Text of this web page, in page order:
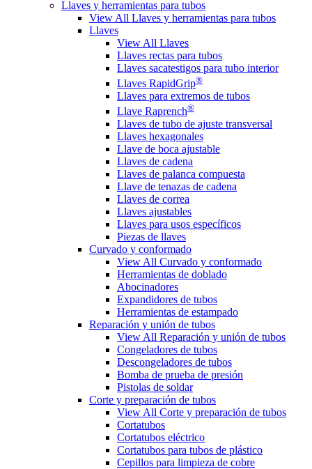
Llaves y herramientas para tubos
View All Llaves y herramientas para tubos
Llaves
View All Llaves
Llaves rectas para tubos
Llaves sacatestigos para tubo interior
Llaves RapidGrip®
Llaves para extremos de tubos
Llave Raprench®
Llaves de tubo de ajuste transversal
Llaves hexagonales
Llave de boca ajustable
Llaves de cadena
Llaves de palanca compuesta
Llave de tenazas de cadena
Llaves de correa
Llaves ajustables
Llaves para usos específicos
Piezas de llaves
Curvado y conformado
View All Curvado y conformado
Herramientas de doblado
Abocinadores
Expandidores de tubos
Herramientas de estampado
Reparación y unión de tubos
View All Reparación y unión de tubos
Congeladores de tubos
Descongeladores de tubos
Bomba de prueba de presión
Pistolas de soldar
Corte y preparación de tubos
View All Corte y preparación de tubos
Cortatubos
Cortatubos eléctrico
Cortatubos para tubos de plástico
Cepillos para limpieza de cobre